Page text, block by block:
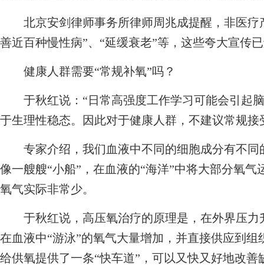
北京安剑律师事务所律师周兆成提醒，非医疗
善近百种慢性病”、“延缓衰老”等，这些夸大宣传
健康人群需要“常规补氧”吗？
于秋红说：“日常高强度工作学习可能会引起
于生理性稳态。因此对于健康人群，不建议常规接
专家介绍，我们血液中不同的细胞成分有不同
像一艘艘“小船”，在血液的“海洋”中将大部分氧
氧气实际非常少。
于秋红说，高压氧治疗的原理是，在外界压力
在血液中“游泳”的氧气大量增加，并直接供应到
给供氧提供了一条“快车道”，可以又快又好地改善